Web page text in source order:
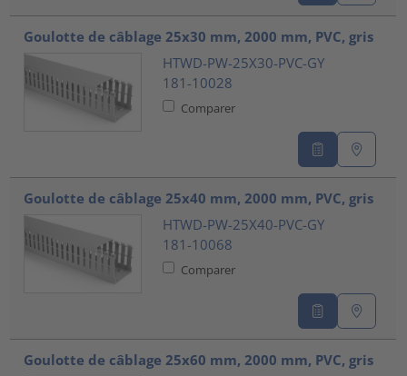
Goulotte de câblage 25x30 mm, 2000 mm, PVC, gris
HTWD-PW-25X30-PVC-GY
181-10028
Comparer
Goulotte de câblage 25x40 mm, 2000 mm, PVC, gris
HTWD-PW-25X40-PVC-GY
181-10068
Comparer
Goulotte de câblage 25x60 mm, 2000 mm, PVC, gris